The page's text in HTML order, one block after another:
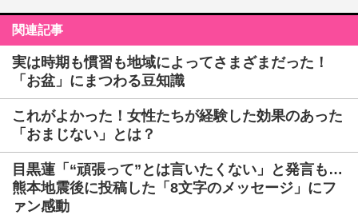
関連記事
実は時期も慣習も地域によってさまざまだった！
「お盆」にまつわる豆知識
これがよかった！女性たちが経験した効果のあった
「おまじない」とは？
目黒蓮「“頑張って”とは言いたくない」と発言も…
熊本地震後に投稿した「8文字のメッセージ」にフ
ァン感動